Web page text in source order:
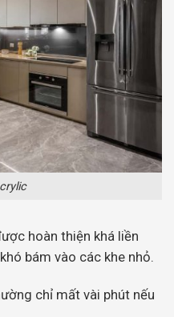
hoàn thiện khá liền
bám vào các khe nhỏ.
chỉ mất vài phút nếu